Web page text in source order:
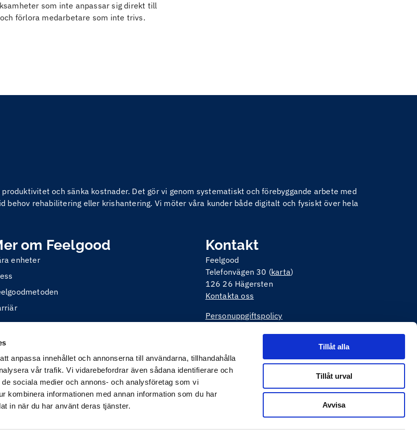
anpassa innehållet och annonserna till användarna, tillhandahålla
vår trafik. Vi vidarebefordrar även sådana identifierare och
sociala medier och annons- och analysföretag som vi
kombinera informationen med annan information som du har
in när du har använt deras tjänster.
Tillåt alla
Tillåt urval
Avvisa
som inte anpassar sig direkt till
förlora medarbetare som inte trivs.
och sänka kostnader. Det gör vi genom systematiskt och förebyggande arbete med
behov rehabilitering eller krishantering. Vi möter våra kunder både digitalt och fysiskt över hela
om Feelgood
enheter
oss
Kontakt
Feelgood
Telefonvägen 30 (karta)
126 26 Hägersten
Kontakta oss
Personuppgiftspolicy
Happiness Webbyrå